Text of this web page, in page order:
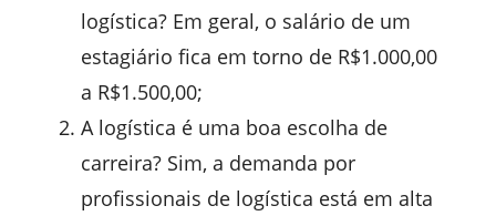
logística? Em geral, o salário de um
estagiário fica em torno de R$1.000,00
a R$1.500,00;
A logística é uma boa escolha de
carreira? Sim, a demanda por
profissionais de logística está em alta